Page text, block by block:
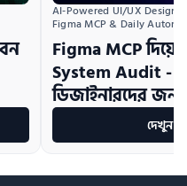
AI-Powered UI/UX Design:
Figma MCP & Daily
Figma MCP
System Audit -
ডিজাইনারদের জন্য
দেখুন